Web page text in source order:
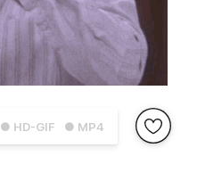
● HD-GIF ● MP4